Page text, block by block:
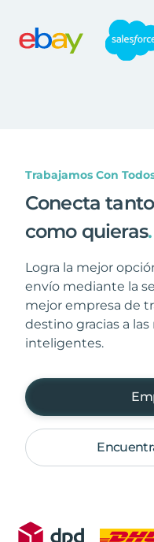
Trabajamos Con
Conecta
como quieras.
Logra la mejor
envío mediante la
mejor empresa de
destino gracias a
inteligentes.